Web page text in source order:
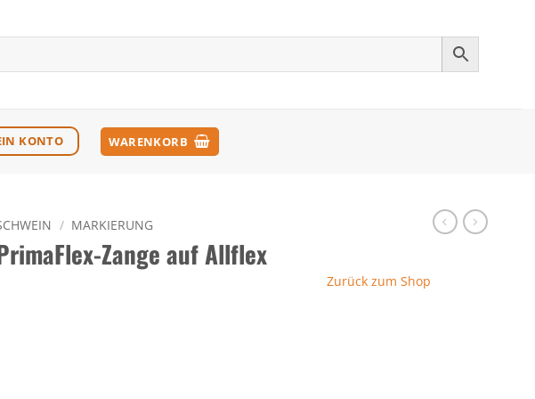
KONTO WARENKORB
/ MARKIERUNG
Zange auf Allflex
Zurück zum Shop